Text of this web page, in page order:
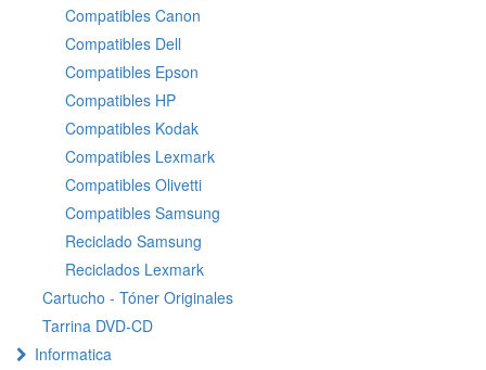
Compatibles Canon
Compatibles Dell
Compatibles Epson
Compatibles HP
Compatibles Kodak
Compatibles Lexmark
Compatibles Olivetti
Compatibles Samsung
Reciclado Samsung
Reciclados Lexmark
Cartucho - Tóner Originales
Tarrina DVD-CD
Informatica